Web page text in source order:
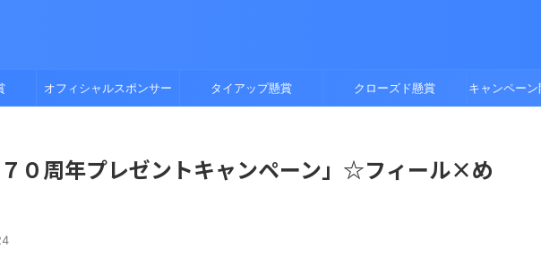
オフィシャルスポンサー タイアップ懸賞 クローズド懸賞 キャンペー
０周年プレゼントキャンペーン」☆フィール×め